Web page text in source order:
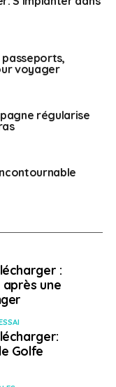
à propos de
votre
bassin de
de Belgique
candidats
passeports,
voyager
régularise
:
après une
Golfe